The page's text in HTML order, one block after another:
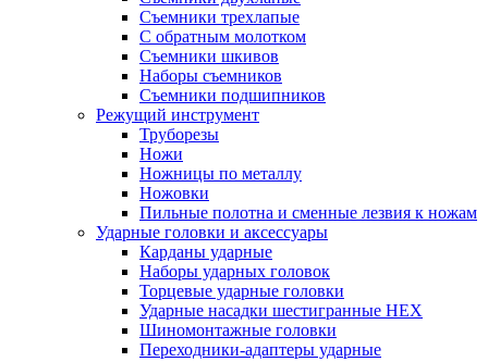
Съемники трехлапые
С обратным молотком
Съемники шкивов
Наборы съемников
Съемники подшипников
Режущий инструмент
Труборезы
Ножи
Ножницы по металлу
Ножовки
Пильные полотна и сменные лезвия к ножам
Ударные головки и аксессуары
Карданы ударные
Наборы ударных головок
Торцевые ударные головки
Ударные насадки шестигранные HEX
Шиномонтажные головки
Переходники-адаптеры ударные